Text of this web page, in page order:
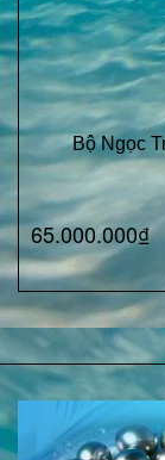
Bộ Ngọc
65.000.000₫